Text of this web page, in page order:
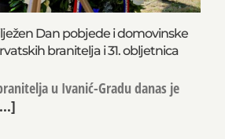
Dan pobjede i domovinske
branitelja i 31. obljetnica
u Ivanić-Gradu danas je